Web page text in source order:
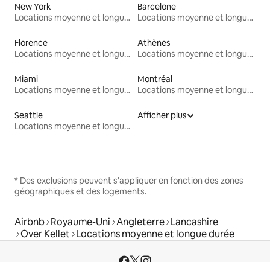
New York
Locations moyenne et longue durée
Barcelone
Locations moyenne et longue durée
Florence
Locations moyenne et longue durée
Athènes
Locations moyenne et longue durée
Miami
Locations moyenne et longue durée
Montréal
Locations moyenne et longue durée
Seattle
Locations moyenne et longue durée
Afficher plus
* Des exclusions peuvent s'appliquer en fonction des zones
géographiques et des logements.
Airbnb Royaume-Uni Angleterre Lancashire
Over Kellet Locations moyenne et longue durée